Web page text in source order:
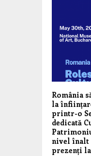
România
la
printr-o
dedicată
nivel înalt
prezenți